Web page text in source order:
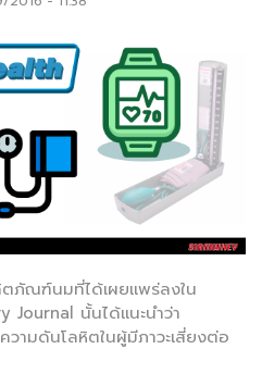
ตภัณฑ์นมที่ได้เผยแพร่ลงใน
นั้นได้แนะนำว่า
วามดันโลหิตในผู้มีภาวะเสี่ยงต่อ